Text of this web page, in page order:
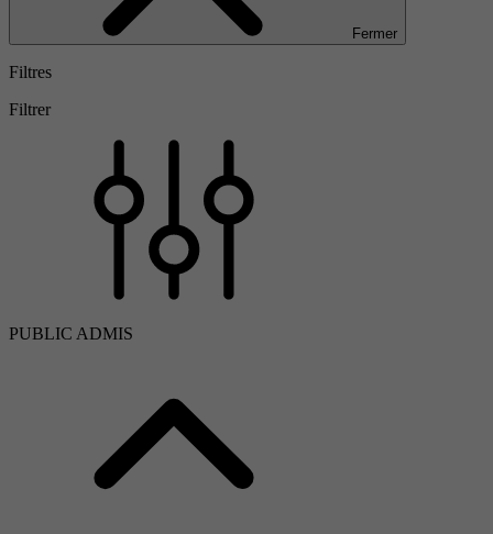
Fermer
Filtres
Filtrer
PUBLIC ADMIS